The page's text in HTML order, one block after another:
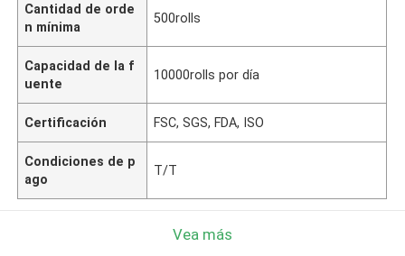
Cantidad de orde
n mínima
500rolls
Capacidad de la f
uente
10000rolls por día
Certificación FSC, SGS, FDA, ISO
Condiciones de p
ago
T/T
Vea más